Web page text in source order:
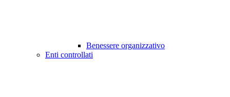
Benessere organizzativo
Enti controllati